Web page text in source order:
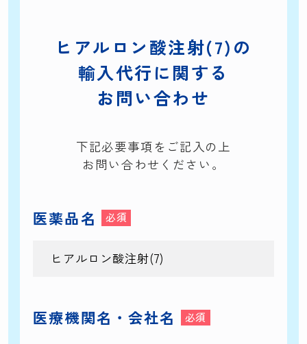
ヒアルロン酸注射(7)の
輸入代行に関する
お問い合わせ
下記必要事項をご記入の上
お問い合わせください。
医薬品名
医療機関名・会社名